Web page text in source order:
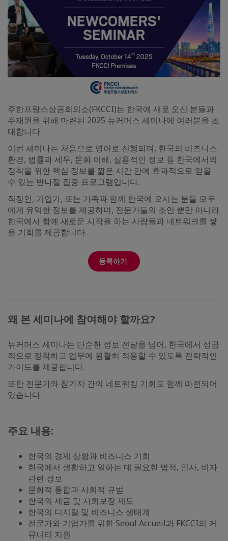
주한프랑스상공회의소(FKCCI)는 한국에 새로 오신 분들과
주재원을 위해 마련된 2025 뉴커머스 세미나에 여러분을 초
대합니다.
이번 세미나는 처음으로 영어로 진행되며, 한국의 비즈니스
환경, 법률과 세무, 문화 이해, 실용적인 정보 등 한국에서의
정착을 위한 핵심 정보를 짧은 시간 안에 효과적으로 얻을
수 있는 반나절 집중 프로그램입니다.
직장인, 기업가, 또는 가족과 함께 한국에 오시는 분들 모두
에게 유익한 정보를 제공하며, 전문가들의 조언 뿐만 아니라
한국에서 함께 새로운 시작을 하는 사람들과 네트워크를 쌓
을 기회를 제공합니다.
등록하기
왜 본세미나에 참여해야할까요?
뉴커머스 세미나는 단순한 정보 전달을 넘어, 한국에서 성공
적으로 정착하고 업무에 원활히 적응할 수 있도록 전략적인
가이드를 제공합니다.
또한 전문가와 참가자 간의 네트워킹 기회도 함께 마련되어
있습니다.
주요 내용:
한국의 경제 상황과 비즈니스 기회
한국에서 생활하고 일하는 데 필요한 법적, 인사, 비자
관련 정보
문화적 통합과 사회적 규범
한국의 세금 및 사회보장 제도
한국의 디지털 및 비즈니스 생태계
전문가와 기업가를 위한 Seoul Accueil과 FKCCI의 커
뮤니티 지원